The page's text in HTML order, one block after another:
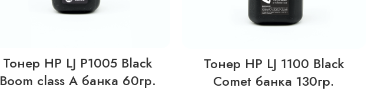
Тонер HP LJ P1005 Black
Boom class A банка 60гр.
Тонер HP LJ 1100 Black
Comet банка 130гр.